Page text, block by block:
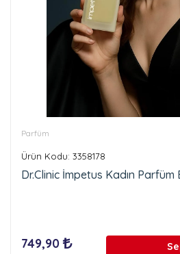
Parfüm
Ürün Kodu: 3358178
Dr.Clinic İmpetus Kadın Parfüm
749,90